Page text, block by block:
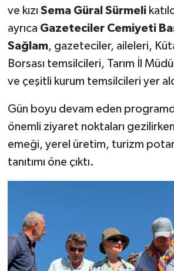
ve kızı Sema Güral Sürmeli
ayrıca Gazeteciler Cemiyeti
Sağlam, gazeteciler, aileleri,
Borsası temsilcileri, Tarım İl
ve çeşitli kurum temsilcileri yer
Gün boyu devam eden
önemli ziyaret noktaları
emeği, yerel üretim, turizm
tanıtımı öne çıktı.
Vasıta
Vefat Haberleri